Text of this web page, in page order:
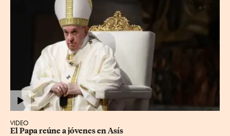
VIDEO
El Papa reúne a jóvenes en Asís